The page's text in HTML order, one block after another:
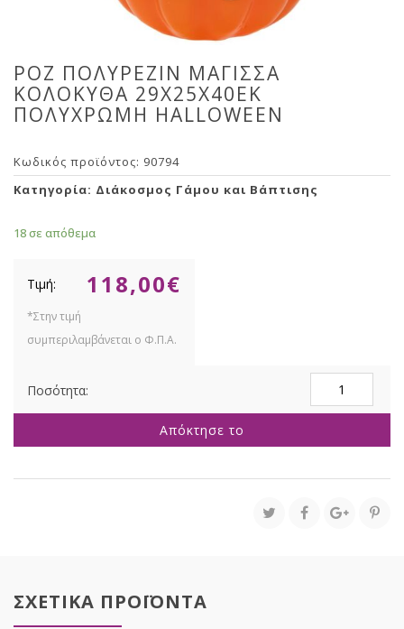
ΡΟΖ ΠΟΛΥΡΕΖΙΝ ΜΑΓΙΣΣΑ
ΚΟΛΟΚΥΘΑ 29Χ25Χ40ΕΚ
ΠΟΛΥΧΡΩΜΗ HALLOWEEN
Κωδικός προϊόντος: 90794
Κατηγορία: Διάκοσμος Γάμου και Βάπτισης
18 σε απόθεμα
118,00€
ΠΟΛΥΡΕΖΙΝ
ΜΑΓΙΣΣΑ
29Χ25Χ40ΕΚ
ποσότητα
Απόκτησε το
ΣΧΕΤΙΚΑ ΠΡΟΪΟΝΤΑ